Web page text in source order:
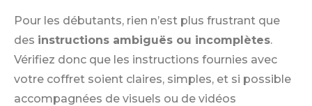
Pour les débutants, rien n’est plus frustrant que
des instructions ambiguës ou incomplètes.
Vérifiez donc que les instructions fournies avec
votre coffret soient claires, simples, et si possible
accompagnées de visuels ou de vidéos